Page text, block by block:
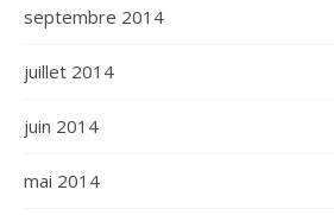
septembre 2014
juillet 2014
juin 2014
mai 2014